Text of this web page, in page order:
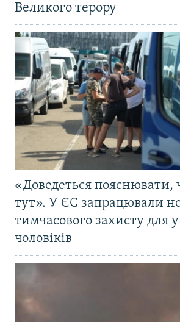
Великого терору
«Доведеться пояснювати,
тут». У ЄС запрацювали
тимчасового захисту для
чоловіків